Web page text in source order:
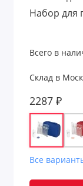
Набор для
Всего в
Склад в
2287 ₽
Все